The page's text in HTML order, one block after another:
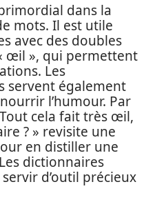
dans la
mots. Il est utile
avec des doubles
œil », qui permettent
Les
servent également
l’humour. Par
cela fait très œil,
? » revisite une
en distiller une
dictionnaires
d’outil précieux